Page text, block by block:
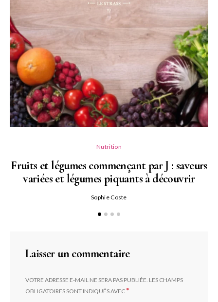
Nutrition
Fruits et légumes commençant par J : saveurs
variées et légumes piquants à découvrir
Sophie Coste
Laisser un commentaire
VOTRE ADRESSE E-MAIL NE SERA PAS PUBLIÉE. LES CHAMPS
OBLIGATOIRES SONT INDIQUÉS AVEC*